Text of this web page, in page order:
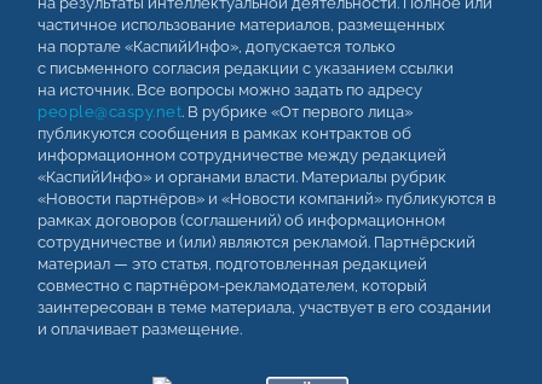
частичное использование материалов, размещенных
на портале «КаспийИнфо», допускается только
с письменного согласия редакции с указанием ссылки
на источник. Все вопросы можно задать по адресу
people@caspy.net. В рубрике «От первого лица»
публикуются сообщения в рамках контрактов об
информационном сотрудничестве между редакцией
«КаспийИнфо» и органами власти. Материалы рубрик
«Новости партнёров» и «Новости компаний» публикуются в
рамках договоров (соглашений) об информационном
сотрудничестве и (или) являются рекламой. Партнёрский
материал — это статья, подготовленная редакцией
совместно с партнёром-рекламодателем, который
заинтересован в теме материала, участвует в его создании
и оплачивает размещение.